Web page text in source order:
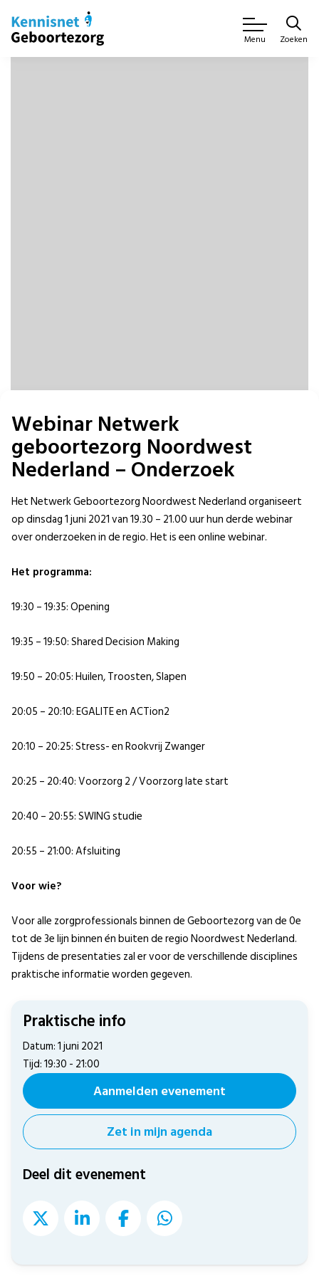
Menu Zoeken
Webinar Netwerk
geboortezorg Noordwest
Nederland – Onderzoek
Het Netwerk Geboortezorg Noordwest Nederland organiseert
op dinsdag 1 juni 2021 van 19.30 – 21.00 uur hun derde webinar
over onderzoeken in de regio. Het is een online webinar.
Het programma:
19:30 – 19:35: Opening
19:35 – 19:50: Shared Decision Making
19:50 – 20:05: Huilen, Troosten, Slapen
20:05 – 20:10: EGALITE en ACTion2
20:10 – 20:25: Stress- en Rookvrij Zwanger
20:25 – 20:40: Voorzorg 2 / Voorzorg late start
20:40 – 20:55: SWING studie
20:55 – 21:00: Afsluiting
Voor wie?
Voor alle zorgprofessionals binnen de Geboortezorg van de 0e
tot de 3e lijn binnen én buiten de regio Noordwest Nederland.
Tijdens de presentaties zal er voor de verschillende disciplines
praktische informatie worden gegeven.
Praktische info
Datum: 1 juni 2021
Tijd: 19:30 - 21:00
Aanmelden evenement
Zet in mijn agenda
Deel dit evenement